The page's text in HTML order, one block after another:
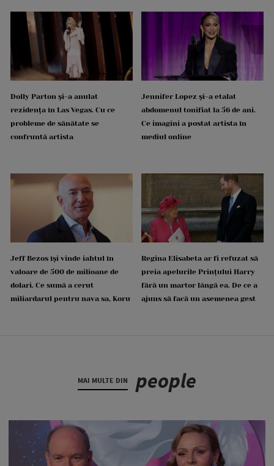
Dolly Parton și-a anulat
rezidența în Las Vegas. Cu ce
probleme de sănătate se
confruntă artista
Jennifer Lopez și-a etalat
abdomenul tonifiat la 56 de ani.
Ce imagini a postat artista în
mediul online
Jeff Bezos își vinde iahtul în
valoare de 500 de milioane de
dolari. Ce sumă a cerut
miliardarul pentru nava sa, Koru
Regina Elisabeta ar fi refuzat să
preia apelurile Prințului Harry
fără un martor lângă ea. De ce a
ajuns să facă un asemenea gest
MAI MULTE DIN people